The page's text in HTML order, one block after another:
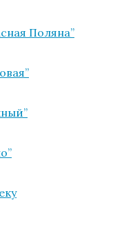
Поляна”